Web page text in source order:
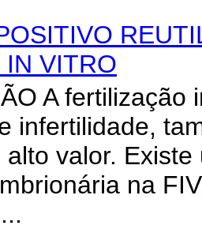
IN VITRO
A
infertilidade,
alto valor.
na